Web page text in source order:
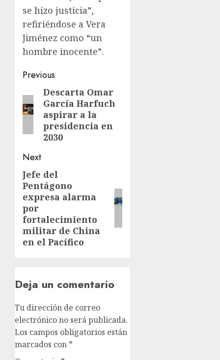
se hizo justicia”,
refiriéndose a Vera
Jiménez como “un
hombre inocente”.
Previous
Descarta Omar
García Harfuch
aspirar a la
presidencia en
2030
Next
Jefe del
Pentágono
expresa alarma
por
fortalecimiento
militar de China
en el Pacífico
Deja un comentario
Tu dirección de correo
electrónico no será publicada.
Los campos obligatorios están
marcados con *